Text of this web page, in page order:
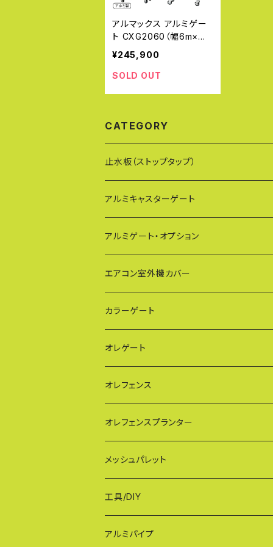
アルマックス アルミゲー
ト CXG2060（幅6m×高
さ2.1m） CXGシリーズ パ
ネル取付不可タイプ 片開
き 伸縮門扉 フロアゲート
ゲート ガレージゲート 仮
¥245,900
SOLD OUT
CATEGORY
止水板（ストップタップ）
アルミキャスターゲート
EXG（傾斜地対応アルミゲート）
PXG（EXG廉価版/傾斜地対応アルミゲート
BXGシリーズ（傾斜地対応/家庭用アルミゲ
FXG（一輪/傾斜地対応アルミゲート）
HXG（傾斜地対応アルミゲート）
AXG（パネル兼用タイプ）
MXG（最高級 パネル兼用タイプ）
CXG（パネル取付不可タイプ）
XXG（パネル専用タイプ）
アルミゲート・オプション
エアコン室外機カバー
通常サイズ KB90
大型サイズ KB93
特大サイズ KB108
奥行ワイド KB114
シンプルモデル KB90-PT
カラーゲート
QXGシリーズ（ご家庭用）
SXGシリーズ(ご家庭用/ペットゲート)
VXGシリーズ（ご家庭用）
WXGシリーズ（ご家庭用）
TXGシリーズ（ご家庭用/和風）
オレゲート
オレフェンス
幅60cmタイプ
幅90cmタイプ
幅120cmタイプ
オレフェンスプランター
メッシュパレット
工具/DIY
荷揚げバケツ
アルミパイプ